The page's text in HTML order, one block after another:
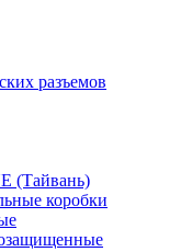
разъемов
(Тайвань)
коробки